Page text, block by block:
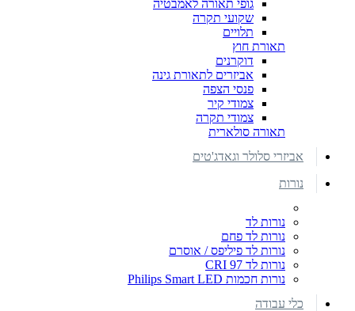
גופי תאורה לאמבטיה
שקועי תקרה
תלויים
תאורת חוץ
דוקרנים
אביזרים לתאורת גינה
פנסי הצפה
צמודי קיר
צמודי תקרה
תאורה סולארית
אביזרי סלולר וגאדג'טים
נורות
נורות לד
נורות לד פחם
נורות לד פיליפס / אוסרם
נורות לד CRI 97
נורות חכמות Philips Smart LED
כלי עבודה